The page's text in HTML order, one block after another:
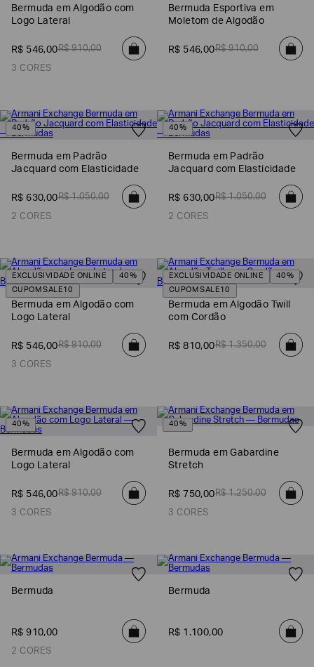
Bermuda em Algodão com
Logo Lateral
R$ 546,00R$ 910,00
3 CORES
Bermuda Esportiva em
Moletom de Algodão
R$ 546,00R$ 910,00
40%
Bermuda em Padrão
Jacquard com Elasticidade
R$ 630,00R$ 1.050,00
2 CORES
40%
Bermuda em Padrão
Jacquard com Elasticidade
R$ 630,00R$ 1.050,00
2 CORES
EXCLUSIVIDADE ONLINE
40%
CUPOM SALE10
Bermuda em Algodão com
Logo Lateral
R$ 546,00R$ 910,00
3 CORES
EXCLUSIVIDADE ONLINE
40%
CUPOM SALE10
Bermuda em Algodão Twill
com Cordão
R$ 810,00R$ 1.350,00
40%
Bermuda em Algodão com
Logo Lateral
R$ 546,00R$ 910,00
3 CORES
40%
Bermuda em Gabardine
Stretch
R$ 750,00R$ 1.250,00
3 CORES
Bermuda
R$ 910,00
2 CORES
Bermuda
R$ 1 .100,00
Emporio
Produtos
Femininos
Masculinos
Values